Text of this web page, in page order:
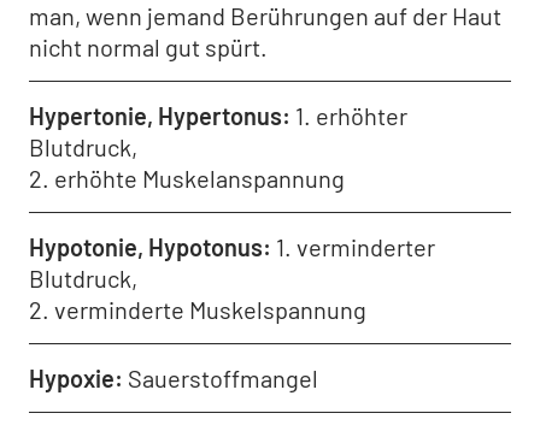
man, wenn jemand Berührungen auf der Haut
nicht normal gut spürt.
Hypertonie, Hypertonus 1. erhöhter
Blutdruck,
2. erhöhte Muskelanspannung
Hypotonie, Hypotonus 1. verminderter
Blutdruck,
2. verminderte Muskelspannung
Hypoxie Sauerstoffmangel